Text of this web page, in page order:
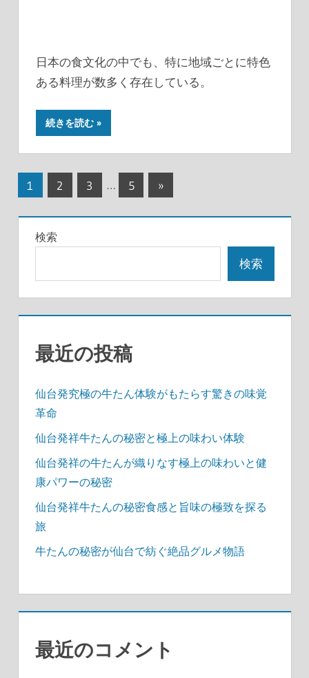
日本の食文化の中でも、特に地域ごとに特色
ある料理が数多く存在している。
続きを読む
投
稿
の
ジ
送
1 2 3 … 5
次
事
»
検索
検索
最近の投稿
仙台発究極の牛たん体験がもたらす驚きの味覚
革命
仙台発祥牛たんの秘密と極上の味わい体験
仙台発祥の牛たんが織りなす極上の味わいと健
康パワーの秘密
仙台発祥牛たんの秘密食感と旨味の極致を探る
旅
牛たんの秘密が仙台で紡ぐ絶品グルメ物語
最近のコメント